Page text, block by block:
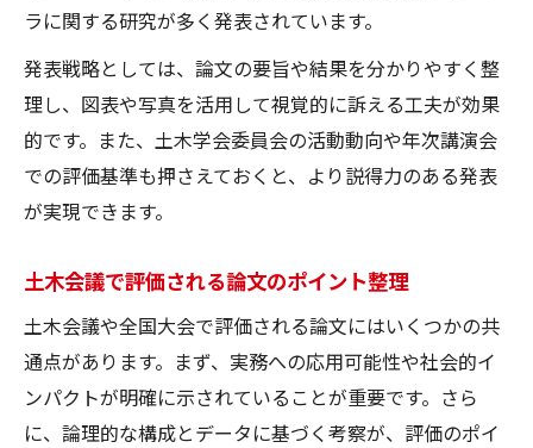
ラに関する研究が多く発表されています。
発表戦略としては、論文の要旨や結果を分かりやすく整
理し、図表や写真を活用して視覚的に訴える工夫が効果
的です。また、土木学会委員会の活動動向や年次講演会
での評価基準も押さえておくと、より説得力のある発表
が実現できます。
土木会議で評価される論文のポイント整理
土木会議や全国大会で評価される論文にはいくつかの共
通点があります。まず、実務への応用可能性や社会的イ
ンパクトが明確に示されていることが重要です。さら
に、論理的な構成とデータに基づく考察が、評価のポイ